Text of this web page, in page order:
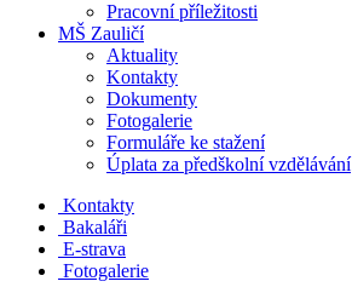
Pracovní příležitosti
MŠ Zauličí
Aktuality
Kontakty
Dokumenty
Fotogalerie
Formuláře ke stažení
Úplata za předškolní vzdělávání
Kontakty
Bakaláři
E-strava
Fotogalerie